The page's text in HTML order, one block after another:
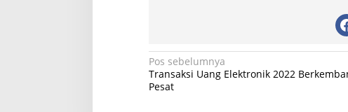
N
a
Pos sebelumnya
Transaksi Uang Elektronik 2022
Pesat